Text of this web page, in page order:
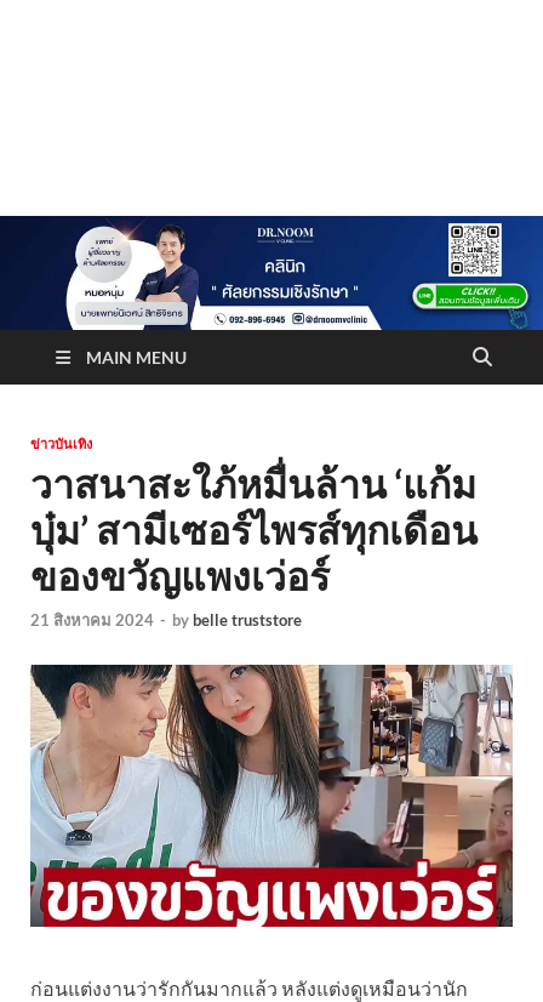
Truststoreonline
MAIN MENU
ข่าวบันเทิง
วาสนาสะใภ้หมื่นล้าน ‘แก้ม
บุ๋ม’ สามีเซอร์ไพรส์ทุกเดือน
ของขวัญแพงเว่อร์
21 สิงหาคม 2024 - bybelle truststore
ก่อนแต่งงานว่ารักกันมากแล้ว หลังแต่งดูเหมือนว่านัก